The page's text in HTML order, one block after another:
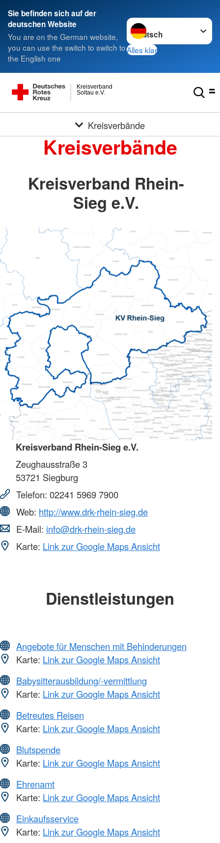
Sie befinden sich auf der
deutschen Website
You are on the German website,
you can use the switch to switch to
the English one
Sprache wechseln zu
Alles klar
Soltau e.V.
Kreisverband
Kreisverbände
Kreisverbände
Kreisverband Rhein-
Sieg e.V.
Kreisverband Rhein-Sieg e.V.
Zeughausstraße 3
53721 Siegburg
Telefon: 02241 5969 7900
Web: http://www.drk-rhein-sieg.de
E-Mail: info@drk-rhein-sieg.de
Karte: Link zur Google Maps Ansicht
Dienstleistungen
Angebote für Menschen mit Behinderungen
Karte: Link zur Google Maps Ansicht
Babysitterausbildung/-vermittlung
Karte: Link zur Google Maps Ansicht
Betreutes Reisen
Karte: Link zur Google Maps Ansicht
Blutspende
Karte: Link zur Google Maps Ansicht
Ehrenamt
Karte: Link zur Google Maps Ansicht
Einkaufsservice
Karte: Link zur Google Maps Ansicht